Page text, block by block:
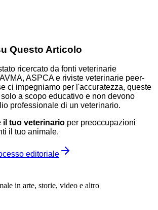
Questo Articolo
ricercato da fonti veterinarie
ASPCA e riviste veterinarie peer-
ci impegniamo per l'accuratezza, queste
a scopo educativo e non devono
professionale di un veterinario.
il tuo veterinario per preoccupazioni
il tuo animale.
editoriale
in arte, storie, video e altro